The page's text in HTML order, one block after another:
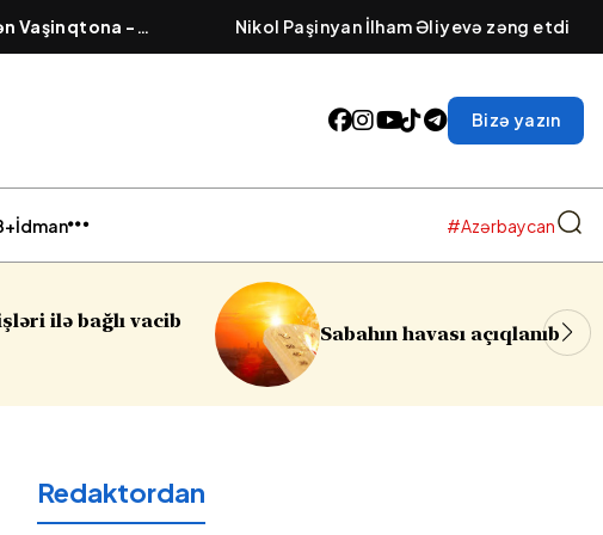
Vaşinqtona -
xəritəsi cızılır”..
Nikol Paşinyan İlham Əliyevə zəng etdi
Bizə yazın
İdman #Azərbaycan
havası açıqlanıb
Sumqayıtda azyaşlıya
soyğunçuluq edilib
Redaktordan